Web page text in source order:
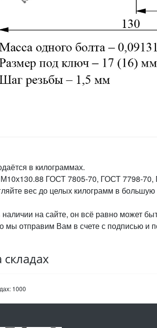
в килограммах.
М10х130.88 ГОСТ 7805-70, ГОСТ 7798-
вес до целых килограмм в большую
на сайте, он всё равно может
мы отправим Вам в счете с подписью и
1000